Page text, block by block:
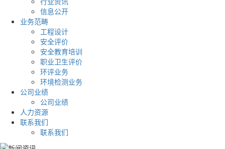
信息公开
业务范畴
工程设计
安全评价
安全教育培训
职业卫生评价
环评业务
环境检测业务
公司业绩
公司业绩
人力资源
联系我们
联系我们